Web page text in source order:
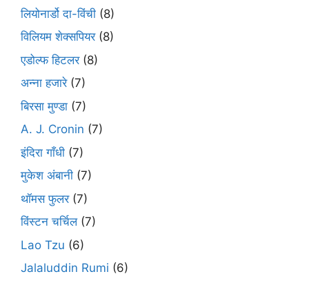
लियोनार्डो दा-विंची (8)
विलियम शेक्सपियर(8)
एडोल्फ हिटलर(8)
अन्ना हजारे(7)
बिरसा मुण्डा (7)
A. J. Cronin (7)
इंदिरा गाँधी (7)
मुकेश अंबानी (7)
थॉमस फुलर(7)
विंस्टन चर्चिल(7)
Lao Tzu (6)
Jalaluddin Rumi (6)